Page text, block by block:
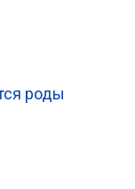
роды